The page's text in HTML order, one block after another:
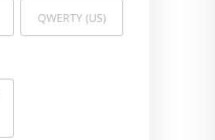
QWERTY (US)